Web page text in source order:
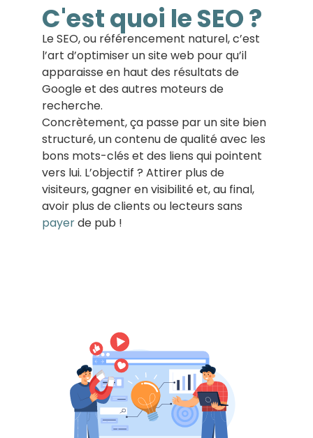
C'est quoi le SEO ?
Le SEO, ou référencement naturel, c’est
l’art d’optimiser un site web pour qu’il
apparaisse en haut des résultats de
Google et des autres moteurs de
recherche.
Concrètement, ça passe par un site bien
structuré, un contenu de qualité avec les
bons mots-clés et des liens qui pointent
vers lui. L’objectif ? Attirer plus de
visiteurs, gagner en visibilité et, au final,
avoir plus de clients ou lecteurs sans
payerde pub !